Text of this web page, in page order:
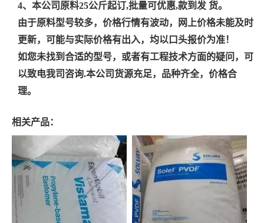
4、本公司原料25公斤起订,批量可优惠,款到发 货。
由于原料型号较多，价格行情有波动，网上价格未能及时
更新，可能与实际价格有出入，均以口头报价为准！
如您未找到合适的型号，或者有工程技术方面的疑问，可
以致电我司咨询.本公司货源充足，品种齐全，价格合
理。
相关产品：